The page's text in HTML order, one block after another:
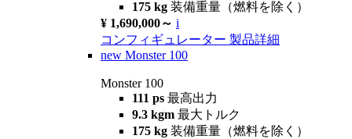
175 kg 装備重量（燃料を除く）
¥ 1,690,000～ i
コンフィギュレーター 製品詳細
new Monster 100
Monster 100
111 ps 最高出力
9.3 kgm 最大トルク
175 kg 装備重量（燃料を除く）